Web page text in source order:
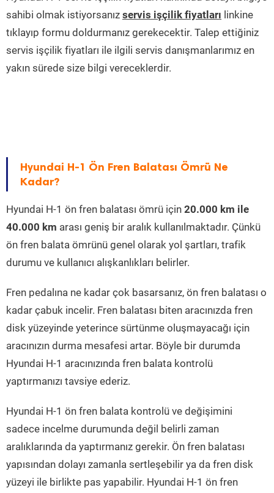
sahibi olmak istiyorsanız servis işçilik fiyatları linkine
tıklayıp formu doldurmanız gerekecektir. Talep ettiğiniz
servis işçilik fiyatları ile ilgili servis danışmanlarımız en
yakın sürede size bilgi vereceklerdir.
Hyundai H-1 Ön Fren Balatası Ömrü Ne
Kadar?
Hyundai H-1 ön fren balatası ömrü için 20.000 km ile
40.000 km arası geniş bir aralık kullanılmaktadır. Çünkü
ön fren balata ömrünü genel olarak yol şartları, trafik
durumu ve kullanıcı alışkanlıkları belirler.
Fren pedalına ne kadar çok basarsanız, ön fren balatası o
kadar çabuk incelir. Fren balatası biten aracınızda fren
disk yüzeyinde yeterince sürtünme oluşmayacağı için
aracınızın durma mesafesi artar. Böyle bir durumda
Hyundai H-1 aracınızında fren balata kontrolü
yaptırmanızı tavsiye ederiz.
Hyundai H-1 ön fren balata kontrolü ve değişimini
sadece incelme durumunda değil belirli zaman
aralıklarında da yaptırmanız gerekir. Ön fren balatası
yapısından dolayı zamanla sertleşebilir ya da fren disk
yüzeyi ile birlikte pas yapabilir. Hyundai H-1 ön fren